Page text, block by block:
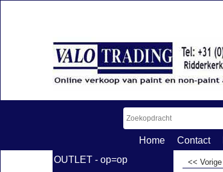
Home Contact
OUTLET - op=op
<< Vorige